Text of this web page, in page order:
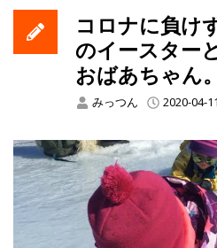
コロナに負け
のイースター
おばあちゃん。
みっつん 2020-04-11